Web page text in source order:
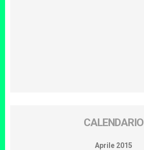
CALENDARIO
Aprile 2015